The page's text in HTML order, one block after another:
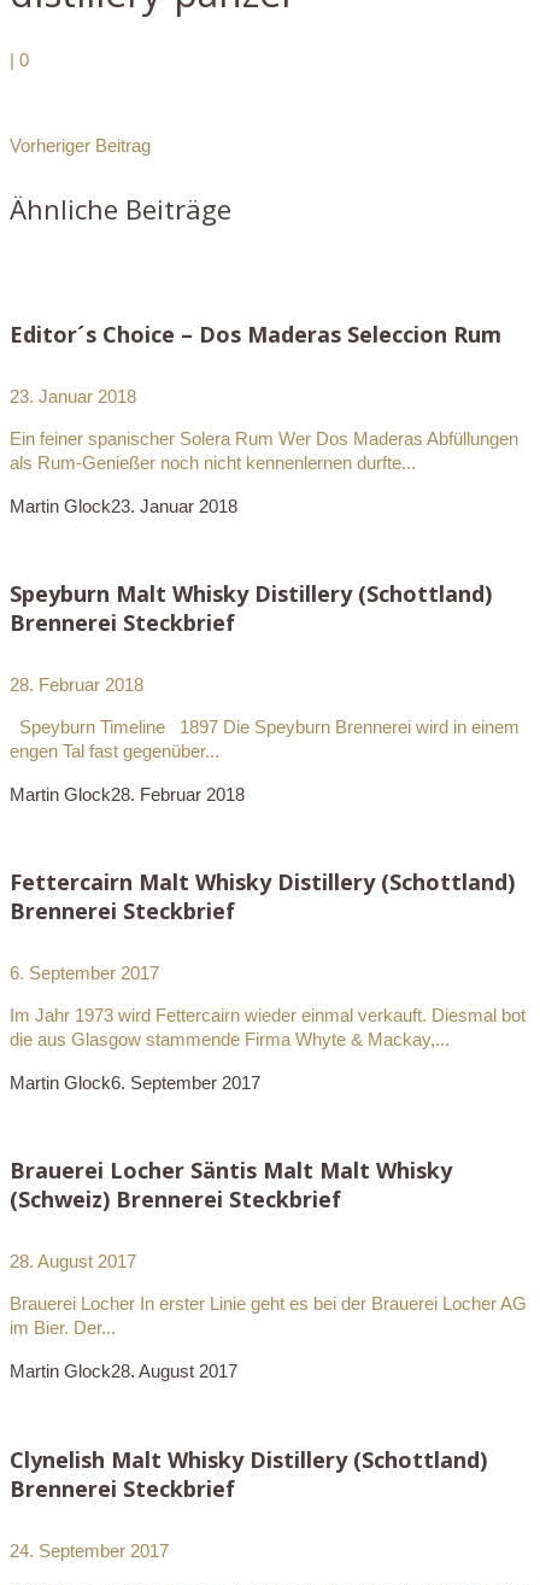
| 0
Vorheriger Beitrag
Ähnliche Beiträge
Editor´s Choice – Dos Maderas Seleccion Rum
23. Januar 2018
Ein feiner spanischer Solera Rum Wer Dos Maderas Abfüllungen
als Rum-Genießer noch nicht kennenlernen durfte...
Martin Glock23. Januar 2018
Speyburn Malt Whisky Distillery (Schottland)
Brennerei Steckbrief
28. Februar 2018
Speyburn Timeline 1897 Die Speyburn Brennerei wird in einem
engen Tal fast gegenüber...
Martin Glock28. Februar 2018
Fettercairn Malt Whisky Distillery (Schottland)
Brennerei Steckbrief
6. September 2017
Im Jahr 1973 wird Fettercairn wieder einmal verkauft. Diesmal bot
die aus Glasgow stammende Firma Whyte & Mackay,...
Martin Glock6. September 2017
Brauerei Locher Säntis Malt Malt Whisky
(Schweiz) Brennerei Steckbrief
28. August 2017
Brauerei Locher In erster Linie geht es bei der Brauerei Locher AG
im Bier. Der...
Martin Glock28. August 2017
Clynelish Malt Whisky Distillery (Schottland)
Brennerei Steckbrief
24. September 2017